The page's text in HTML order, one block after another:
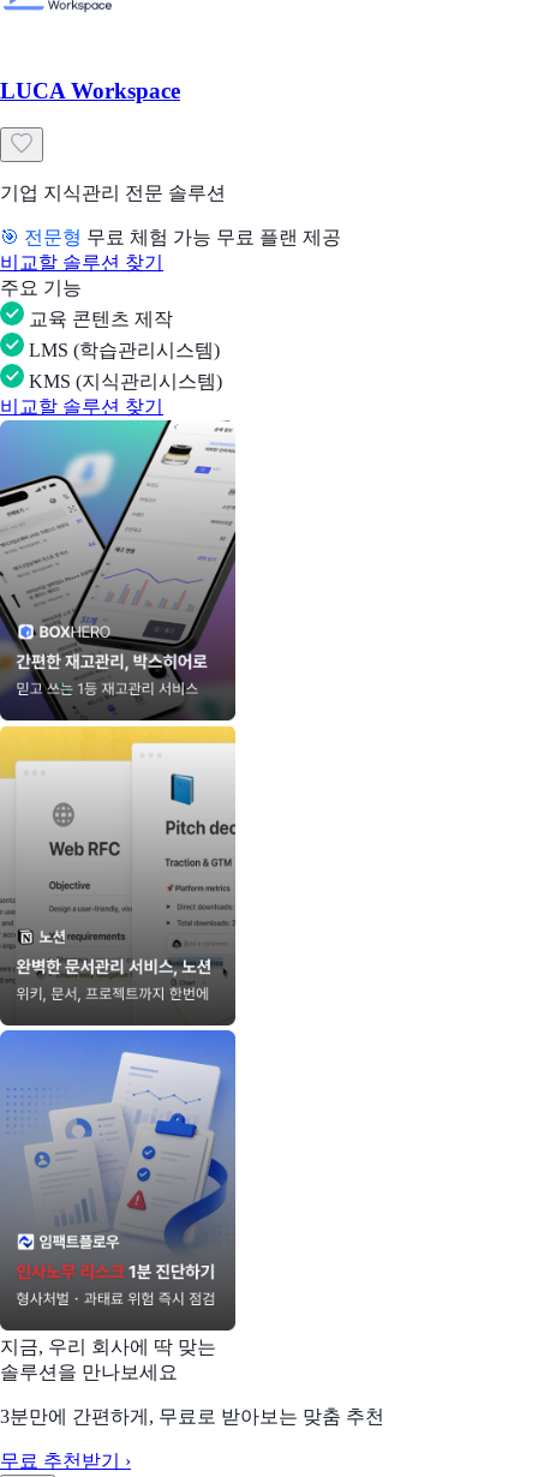
LUCA Workspace
기업 지식관리 전문 솔루션
🎯 전문형 무료 체험 가능 무료 플랜 제공
비교할 솔루션 찾기
주요 기능
교육 콘텐츠 제작
LMS (학습관리시스템)
KMS (지식관리시스템)
비교할 솔루션 찾기
지금, 우리 회사에 딱 맞는
솔루션을 만나보세요
3분만에 간편하게, 무료로 받아보는 맞춤 추천
무료 추천받기 ›